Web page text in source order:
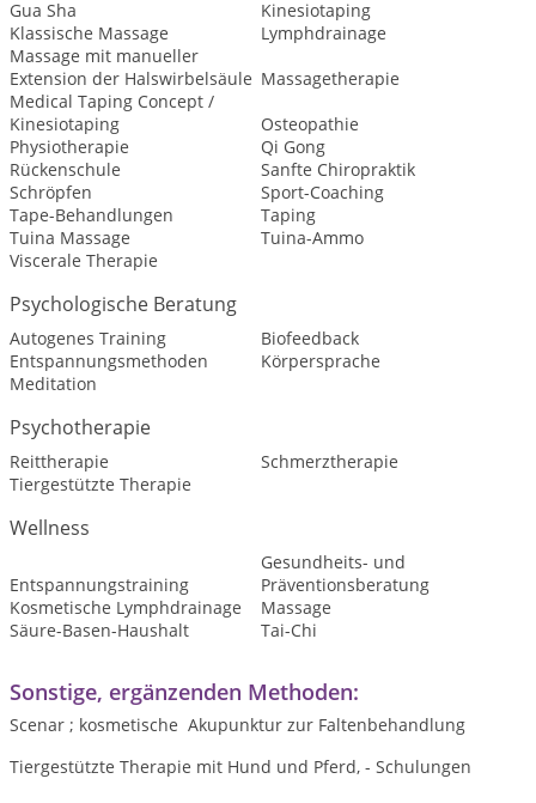
Gua Sha
Kinesiotaping
Klassische Massage
Lymphdrainage
Massage mit manueller
Extension der Halswirbelsäule Massagetherapie
Medical Taping Concept /
Kinesiotaping
Osteopathie
Physiotherapie
Qi Gong
Rückenschule
Sanfte Chiropraktik
Schröpfen
Sport-Coaching
Tape-Behandlungen
Taping
Tuina Massage
Tuina-Ammo
Viscerale Therapie
Psychologische Beratung
Autogenes Training
Biofeedback
Entspannungsmethoden
Körpersprache
Meditation
Psychotherapie
Reittherapie
Schmerztherapie
Tiergestützte Therapie
Wellness
Entspannungstraining
Gesundheits- und
Präventionsberatung
Kosmetische Lymphdrainage
Massage
Säure-Basen-Haushalt
Tai-Chi
Sonstige, ergänzenden Methoden:
Scenar ; kosmetische Akupunktur zur Faltenbehandlung
Tiergestützte Therapie mit Hund und Pferd, - Schulungen